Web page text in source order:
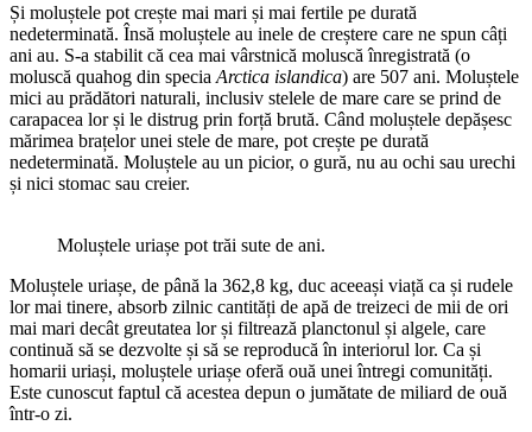
Și moluștele pot crește mai mari și mai fertile pe durată
nedeterminată. Însă moluștele au inele de creștere care ne spun câți
ani au. S-a stabilit că cea mai vârstnică moluscă înregistrată (o
moluscă quahog din specia Arctica islandica) are 507 ani. Moluștele
mici au prădători naturali, inclusiv stelele de mare care se prind de
carapacea lor și le distrug prin forță brută. Când moluștele depășesc
mărimea brațelor unei stele de mare, pot crește pe durată
nedeterminată. Moluștele au un picior, o gură, nu au ochi sau urechi
și nici stomac sau creier.
Moluștele uriașe pot trăi sute de ani.
Moluștele uriașe, de până la 362,8 kg, duc aceeași viață ca și rudele
lor mai tinere, absorb zilnic cantități de apă de treizeci de mii de ori
mai mari decât greutatea lor și filtrează planctonul și algele, care
continuă să se dezvolte și să se reproducă în interiorul lor. Ca și
homarii uriași, moluștele uriașe oferă ouă unei întregi comunități.
Este cunoscut faptul că acestea depun o jumătate de miliard de ouă
într-o zi.